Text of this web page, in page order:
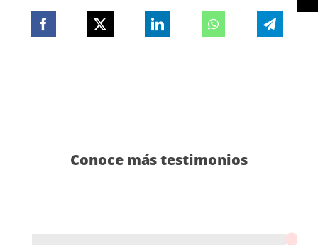
Conoce más testimonios